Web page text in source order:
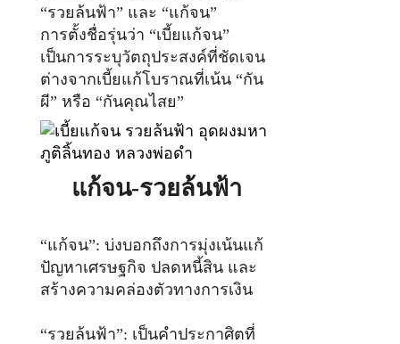
“รวยล้นฟ้า” และ “แก้จน”
การตั้งชื่อรุ่นว่า “เบี้ยแก้จน”
เป็นการระบุวัตถุประสงค์ที่ชัดเจน
ต่างจากเบี้ยแก้โบราณที่เน้น “กัน
ผี” หรือ “กันคุณไสย”
แก้จน-รวยล้นฟ้า
“แก้จน”: บ่งบอกถึงการมุ่งเน้นแก้
ปัญหาเศรษฐกิจ ปลดหนี้สิน และ
สร้างความคล่องตัวทางการเงิน
“รวยล้นฟ้า”: เป็นคำประกาศิตที่